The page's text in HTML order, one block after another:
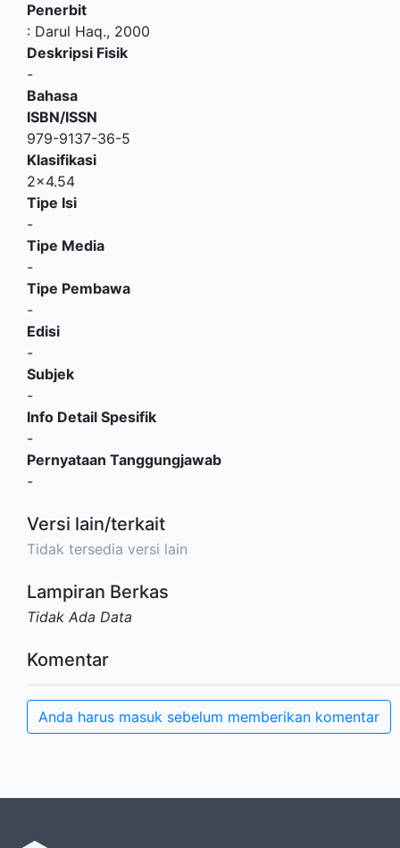
Penerbit
: Darul Haq., 2000
Deskripsi Fisik
-
Bahasa
ISBN/ISSN
979-9137-36-5
Klasifikasi
2x4.54
Tipe Isi
-
Tipe Media
-
Tipe Pembawa
-
Edisi
-
Subjek
-
Info Detail Spesifik
-
Pernyataan Tanggungjawab
-
Versi lain/terkait
Tidak tersedia versi lain
Lampiran Berkas
Tidak Ada Data
Komentar
Anda harus masuk sebelum memberikan komentar